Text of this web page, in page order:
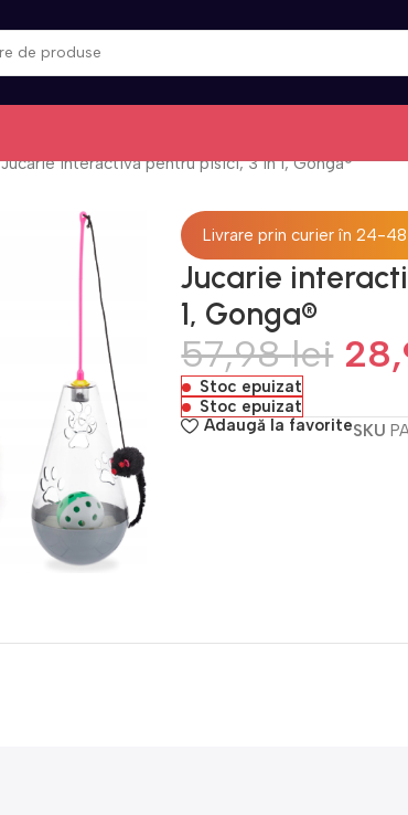
Jucarie interactiva pentru pisici, 3 in 1, Gonga®
Livrare prin curier în 24-
Jucarie
1, Gonga®
57,98lei
Stoc epuizat
Stoc epuizat
Adaugă la favoriteSKU